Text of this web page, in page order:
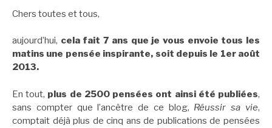
Chers toutes et tous,
aujourd’hui, cela fait 7 ans que je vous envoie tous les
matins une pensée inspirante, soit depuis le 1er août
2013.
En tout, plus de 2500 pensées ont ainsi été publiées,
sans compter que l’ancêtre de ce blog, Réussir sa vie,
comptait déjà plus de cinq ans de publications de pensées